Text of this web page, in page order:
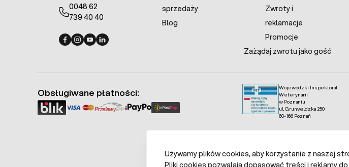
0048 62
739 40 40
sprzedaży
Blog
Zwroty i
reklamacje
Promocje
Zażądaj zwrotu jako gość
Wojewódzki Inspektorat
Weterynarii
w Poznaniu
ul. Grunwaldzka 250
60-166 Poznań
Obsługiwane płatności:
Używamy plików cookies, aby korzystanie z naszej
Pliki cookies pozwalają dopasować treści i reklamy